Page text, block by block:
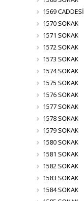
1569 CADDESİ
1570 SOKAK
1571 SOKAK
1572 SOKAK
1573 SOKAK
1574 SOKAK
1575 SOKAK
1576 SOKAK
1577 SOKAK
1578 SOKAK
1579 SOKAK
1580 SOKAK
1581 SOKAK
1582 SOKAK
1583 SOKAK
1584 SOKAK